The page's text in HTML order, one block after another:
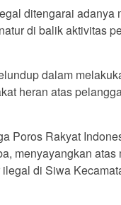
ditengarai adanya
di balik aktivitas
dalam
heran atas
Poros Rakyat
menyayangkan atas
di Siwa